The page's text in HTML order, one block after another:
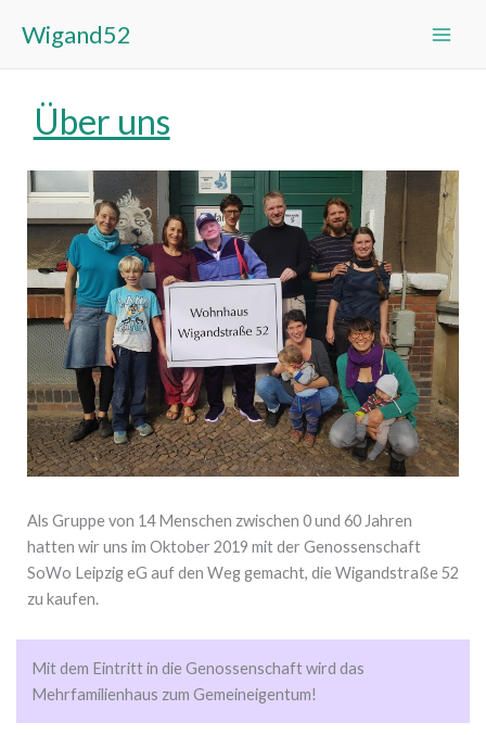
InhaltWigand52
Über uns
Als Gruppe von 14 Menschen zwischen 0 und 60 Jahren
hatten wir uns im Oktober 2019 mit der Genossenschaft
SoWo Leipzig eG auf den Weg gemacht, die Wigandstraße 52
zu kaufen.
Mit dem Eintritt in die Genossenschaft wird das
Mehrfamilienhaus zum Gemeineigentum!